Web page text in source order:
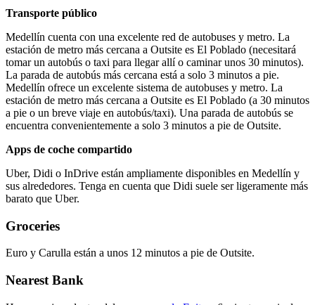
Transporte público
Medellín cuenta con una excelente red de autobuses y metro. La
estación de metro más cercana a Outsite es El Poblado (necesitará
tomar un autobús o taxi para llegar allí o caminar unos 30 minutos).
La parada de autobús más cercana está a solo 3 minutos a pie.
Medellín ofrece un excelente sistema de autobuses y metro. La
estación de metro más cercana a Outsite es El Poblado (a 30 minutos
a pie o un breve viaje en autobús/taxi). Una parada de autobús se
encuentra convenientemente a solo 3 minutos a pie de Outsite.
Apps de coche compartido
Uber, Didi o InDrive están ampliamente disponibles en Medellín y
sus alrededores. Tenga en cuenta que Didi suele ser ligeramente más
barato que Uber.
Groceries
Euro y Carulla están a unos 12 minutos a pie de Outsite.
Nearest Bank